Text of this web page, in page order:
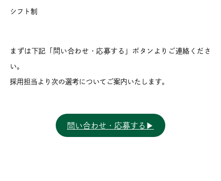
シフト制
まずは下記「問い合わせ・応募する」ボタンよりご連絡くださ
い。
採用担当より次の選考についてご案内いたします。
問い合わせ・応募する▶